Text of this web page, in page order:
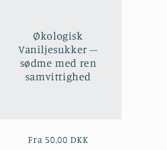
Økologisk
Vaniljesukker –
sødme med ren
samvittighed
Normalpris
Fra 50,00 DKK